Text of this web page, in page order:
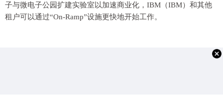
子与微电子公园扩建实验室以加速商业化，IBM（IBM）和其他
租户可以通过“On-Ramp”设施更快地开始工作。